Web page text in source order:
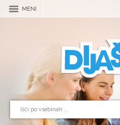
MENI